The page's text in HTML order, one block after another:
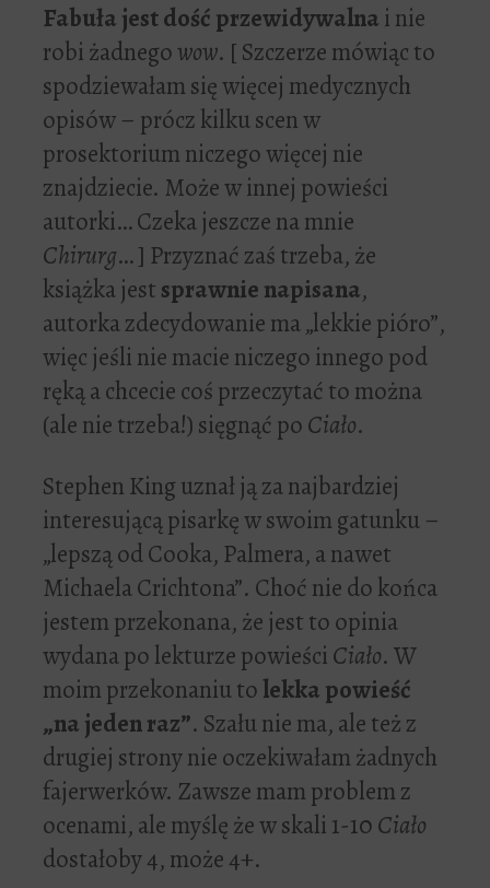
Fabuła jest dość przewidywalnai nie
robi żadnegowow. [ Szczerze mówiąc to
spodziewałam się więcej medycznych
opisów – prócz kilku scen w
prosektorium niczego więcej nie
znajdziecie. Może w innej powieści
autorki… Czeka jeszczena mnie
Chirurg… ] Przyznać zaś trzeba, że
książka jestsprawnie napisana,
autorka zdecydowanie ma „lekkie pióro”,
więc jeśli nie macie niczego innego pod
ręką a chcecie coś przeczytać to można
(ale nie trzeba!) sięgnąć poCiało.
Stephen King uznał ją za najbardziej
interesującą pisarkę w swoim gatunku –
„lepszą od Cooka, Palmera, a nawet
Michaela Crichtona”. Choć nie do końca
jestem przekonana, że jest to opinia
wydana po lekturze powieściCiało. W
moim przekonaniu tolekka powieść
„na jeden raz”. Szału nie ma, ale też z
drugiej strony nie oczekiwałam żadnych
fajerwerków. Zawsze mam problem z
ocenami, ale myślę że w skali 1-10Ciało
dostałoby 4, może 4+.